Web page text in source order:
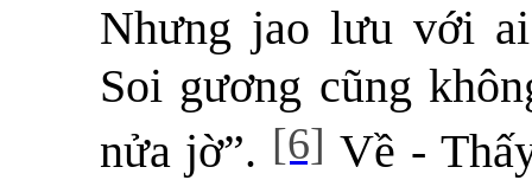
Nhưng jao lưu với
Soi gương cũng
nửa jờ”. [6] Về -